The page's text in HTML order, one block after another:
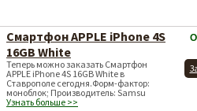
Смартфон APPLE iPhone 4S
16GB White
Теперь можно заказать Смартфон
APPLE iPhone 4S 16GB White в
Ставрополе сегодня.Форм-фактор:
моноблок; Производитель: Samsu
Узнать больше >>